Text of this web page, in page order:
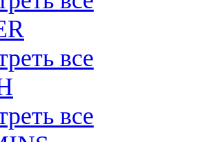
все
все